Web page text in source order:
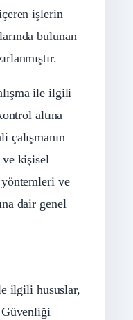
işlerin
bulunan
ile ilgili
altına
çalışmanın
ve kişisel
ve
dair genel
ilgili hususlar,
Güvenliği